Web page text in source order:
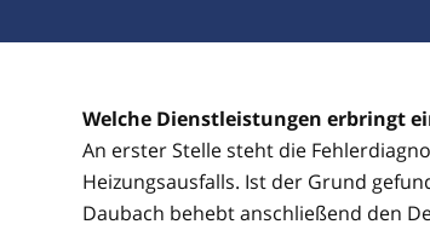
Welche Dienstleistungen erbringt
An erster Stelle steht die
Heizungsausfalls. Ist der Grund
Daubach behebt anschließend den